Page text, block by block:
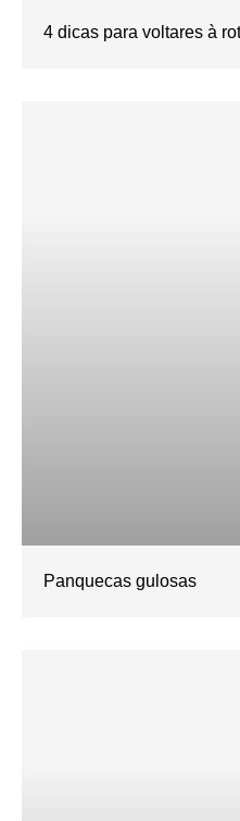
4 dicas para voltares à
Panquecas gulosas